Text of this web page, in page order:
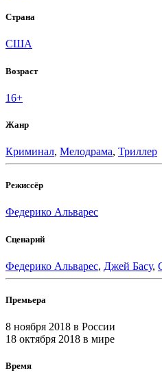
Страна
США
Возраст
16+
Жанр
Криминал, Мелодрама, Триллер
Режиссёр
Федерико Альварес
Сценарий
Федерико Альварес, Джей Басу,
Премьера
8 ноября 2018 в России
18 октября 2018 в мире
Время